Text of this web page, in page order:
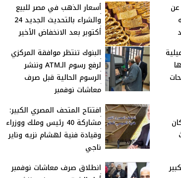
عن
أسعار الذهب في مصر للبيع
والشراء بالتحديث الجديد 24
أكتوبر بعد الانخفاض الأخير
البنوك تنتظر موافقة المركزي
لرفع رسوم الـATM وننشر
الرسوم الحالية قبل صرف
معاشات نوفمبر
افتتاح المتحف المصري الكبير:
مشاركة 40 رئيس وملك ووزراء
وقيادة فنية لهشام نزيه وناير
ناجي
انطلاق صرف معاشات نوفمبر